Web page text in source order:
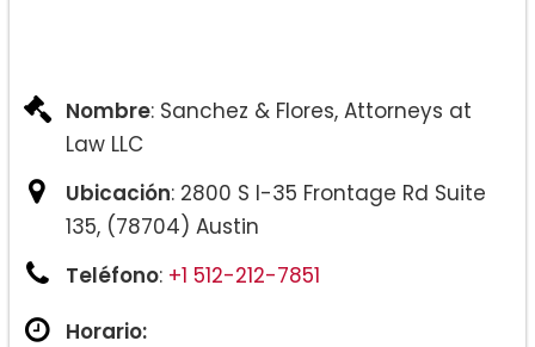
Ley famililar:
Nombre: Sanchez & Flores, Attorneys at
Law LLC
Ubicación: 2800 S I-35 Frontage Rd Suite
135, (78704) Austin
Teléfono: +1 512-212-7851
Horario: